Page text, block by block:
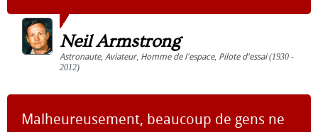
Neil Armstrong
Astronaute, Aviateur, Homme de l'espace, Pilote d'essai(1930 -
2012)
Malheureusement, beaucoup de gens ne